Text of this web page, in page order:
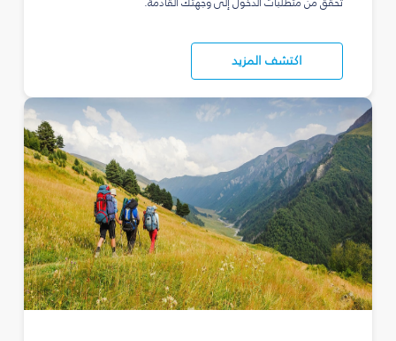
اكتشف المزيد